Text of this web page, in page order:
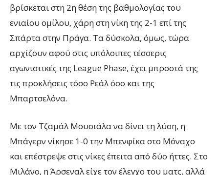
βρίσκεται στη 2η θέση της βαθμολογίας του
ενιαίου ομίλου, χάρη στη νίκη της 2-1 επί της
Σπάρτα στην Πράγα. Τα δύσκολα, όμως, τώρα
αρχίζουν αφού στις υπόλοιπες τέσσερις
αγωνιστικές της League Phase, έχει μπροστά της
τις προκλήσεις τόσο Ρεάλ όσο και της
Μπαρτσελόνα.
Με τον Τζαμάλ Μουσιάλα να δίνει τη λύση, η
Μπάγερν νίκησε 1-0 την Μπενφίκα στο Μόναχο
και επέστρεψε στις νίκες έπειτα από δύο ήττες. Στο
Μιλάνο, η Άρσεναλ είχε τον έλεγχο του ματς, αλλά